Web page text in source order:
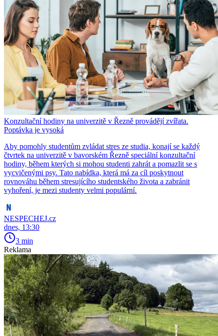
Konzultační hodiny na univerzitě v Řezně provádějí zvířata.
Poptávka je vysoká
Aby pomohly studentům zvládat stres ze studia, konají se každý
čtvrtek na univerzitě v bavorském Řezně speciální konzultační
hodiny, během kterých si mohou studenti zahrát a pomazlit se s
vycvičenými psy. Tato nabídka, která má za cíl poskytnout
rovnováhu během stresujícího studentského života a zabránit
vyhoření, je mezi studenty velmi populární.
NESPECHEJ.cz
dnes, 13:30
3 min
Reklama